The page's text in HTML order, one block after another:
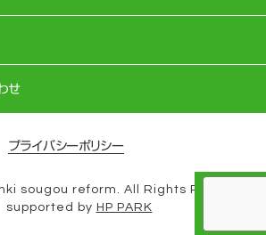
せ
プライバシーポリシー
sougou reform. All Rights Reserve
by HP PARK